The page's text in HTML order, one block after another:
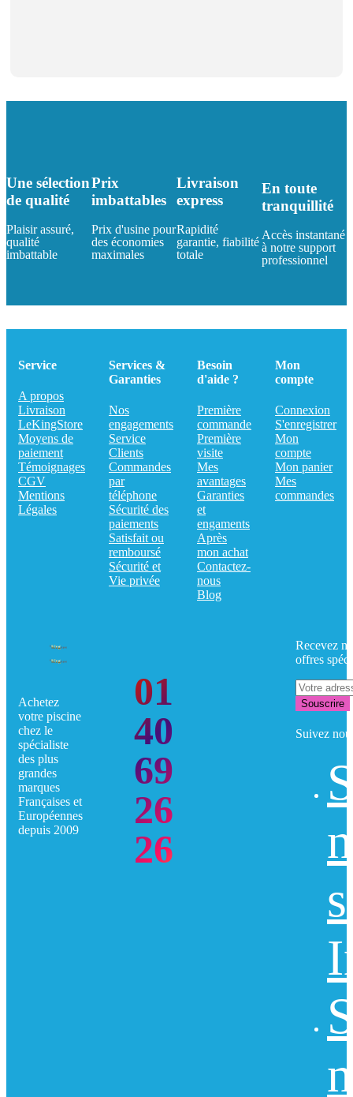
Une sélection
de qualité
Plaisir assuré,
qualité
imbattable
Prix
imbattables
Prix d'usine pour
des économies
maximales
Livraison
express
Rapidité
garantie, fiabilité
totale
En toute
tranquillité
Accès instantané
à notre support
professionnel
Service
A propos
Livraison
LeKingStore
Moyens de
paiement
Témoignages
CGV
Mentions
Légales
Services &
Garanties
Nos
engagements
Service
Clients
Commandes
par
téléphone
Sécurité des
paiements
Satisfait ou
remboursé
Sécurité et
Vie privée
Besoin
d'aide ?
Première
commande
Première
visite
Mes
avantages
Garanties
et
engaments
Après
mon achat
Contactez-
nous
Blog
Mon
compte
Connexion
S'enregistrer
Mon
compte
Mon panier
Mes
commandes
Achetez
votre piscine
chez le
spécialiste
des plus
grandes
marques
Françaises et
Européennes
depuis 2009
01
40
69
26
26
Recevez
offres
Souscrire
Suivez